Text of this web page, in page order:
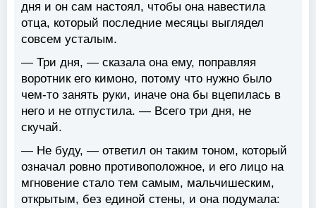
дня и он сам настоял, чтобы она навестила
отца, который последние месяцы выглядел
совсем усталым.
— Три дня, — сказала она ему, поправляя
воротник его кимоно, потому что нужно было
чем-то занять руки, иначе она бы вцепилась в
него и не отпустила. — Всего три дня, не
скучай.
— Не буду, — ответил он таким тоном, который
означал ровно противоположное, и его лицо на
мгновение стало тем самым, мальчишеским,
открытым, без единой стены, и она подумала: